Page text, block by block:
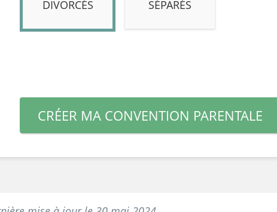
DIVORCÉS SÉPARÉS
CRÉER MA CONVENTION PARENTALE